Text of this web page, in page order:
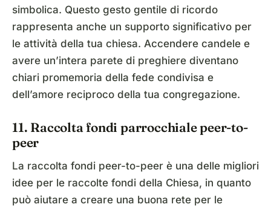
simbolica. Questo gesto gentile di ricordo
rappresenta anche un supporto significativo per
le attività della tua chiesa. Accendere candele e
avere un’intera parete di preghiere diventano
chiari promemoria della fede condivisa e
dell’amore reciproco della tua congregazione.
11. Raccolta fondi parrocchiale peer-to-
peer
La raccolta fondi peer-to-peer è una delle migliori
idee per le raccolte fondi della Chiesa, in quanto
può aiutare a creare una buona rete per le